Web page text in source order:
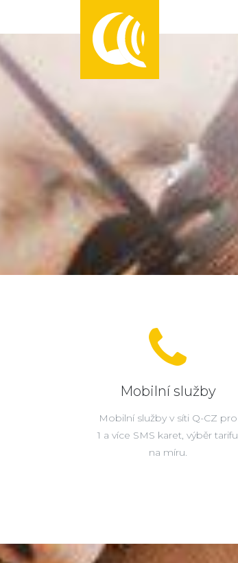
Mobilní služby
Mobilní služby v síti Q-CZ pro
1 a více SMS karet, výběr tarifu
na míru.